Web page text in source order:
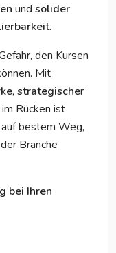
und solider
.
den Kursen
Mit
, strategischer
im Rücken ist
auf bestem Weg,
der Branche
bei Ihren